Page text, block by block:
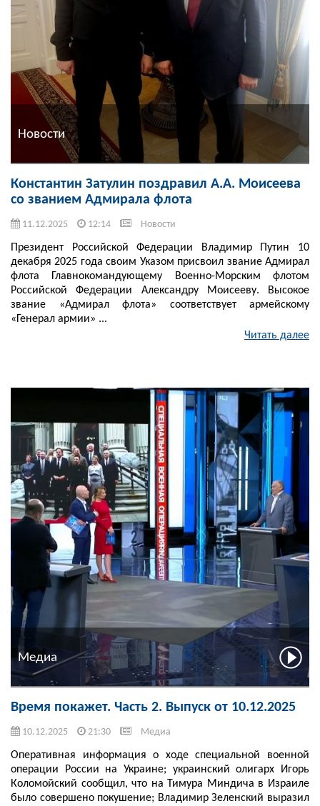
Новости
Константин Затулин поздравил А.А. Моисеева
со званием Адмирала флота
11.12.2025 12:14 Новости
Президент Российской Федерации Владимир Путин 10
декабря 2025 года своим Указом присвоил звание Адмирал
флота Главнокомандующему Военно-Морским флотом
Российской Федерации Александру Моисееву. Высокое
звание «Адмирал флота» соответствует армейскому
«Генерал армии» ...
Читать далее
Медиа
Время покажет. Часть 2. Выпуск от 10.12.2025
10.12.2025 21:30 Медиа
Оперативная информация о ходе специальной военной
операции России на Украине; украинский олигарх Игорь
Коломойский сообщил, что на Тимура Миндича в Израиле
было совершено покушение; Владимир Зеленский выразил